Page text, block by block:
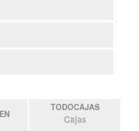
TODOCAJAS
Cajas